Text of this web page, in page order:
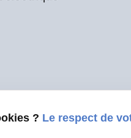
? Le respect de